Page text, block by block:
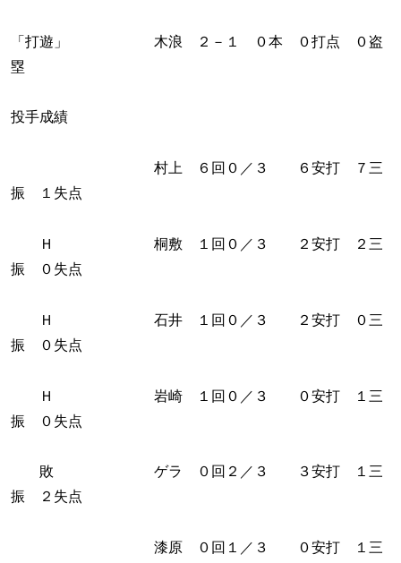
「打遊」 木浪 ２－１ ０本 ０打点 ０盗
塁
投手成績
村上 ６回０／３ ６安打 ７三
振 １失点
Ｈ 桐敷 １回０／３ ２安打 ２三
振 ０失点
Ｈ 石井 １回０／３ ２安打 ０三
振 ０失点
Ｈ 岩崎 １回０／３ ０安打 １三
振 ０失点
敗 ゲラ ０回２／３ ３安打 １三
振 ２失点
漆原 ０回１／３ ０安打 １三